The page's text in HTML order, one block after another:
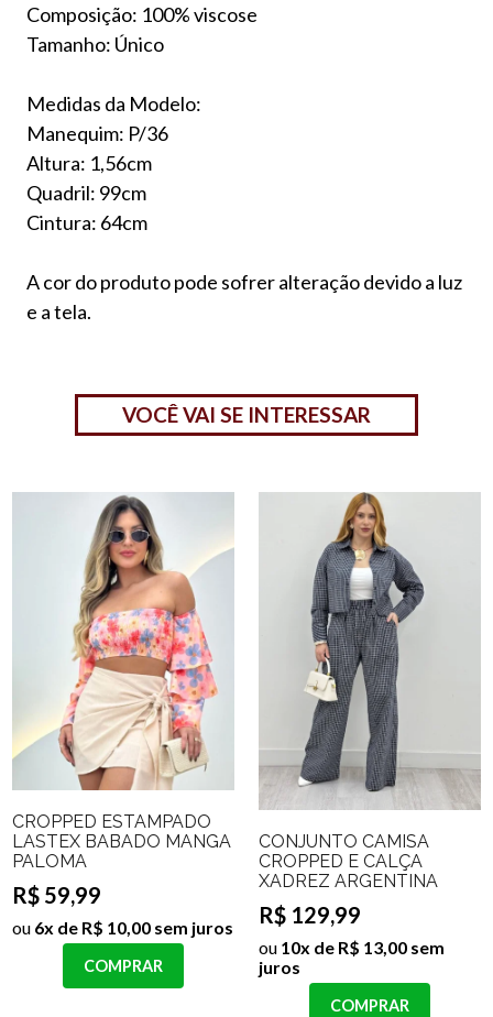
Composição: 100% viscose
Tamanho: Único
Medidas da Modelo:
Manequim: P/36
Altura: 1,56cm
Quadril: 99cm
Cintura: 64cm
A cor do produto pode sofrer alteração devido a luz
e a tela.
VOCÊ VAI SE INTERESSAR
CROPPED ESTAMPADO
LASTEX BABADO MANGA
PALOMA
R$ 59,99
ou 6x de R$ 10,00 sem juros
COMPRAR
CONJUNTO CAMISA
CROPPED E CALÇA
XADREZ ARGENTINA
R$ 129,99
ou 10x de R$ 13,00 sem
juros
COMPRAR